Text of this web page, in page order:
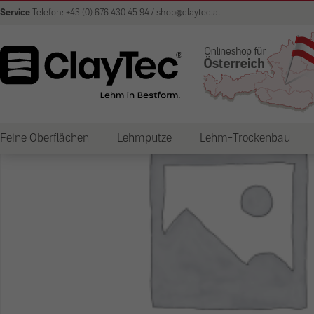
Service Telefon: +43 (0) 676 430 45 94 / shop@claytec.at
Feine Oberflächen Lehmputze Lehm-Trockenbau